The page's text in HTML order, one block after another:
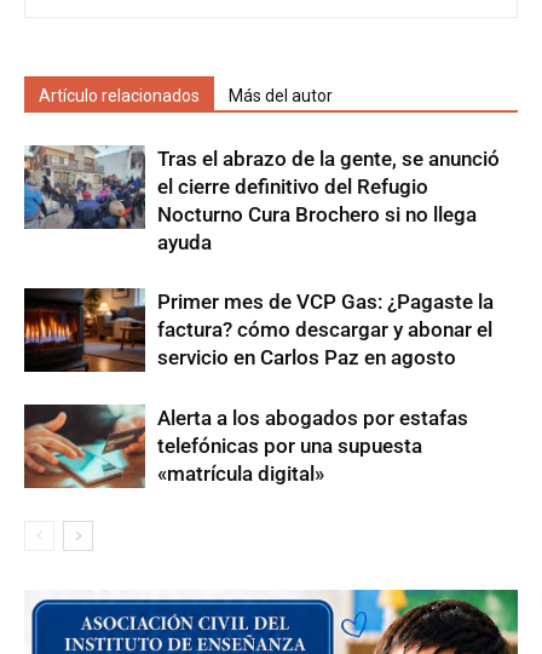
Artículo relacionados Más del autor
Tras el abrazo de la gente, se anunció
el cierre definitivo del Refugio
Nocturno Cura Brochero si no llega
ayuda
Primer mes de VCP Gas: ¿Pagaste la
factura? cómo descargar y abonar el
servicio en Carlos Paz en agosto
Alerta a los abogados por estafas
telefónicas por una supuesta
«matrícula digital»